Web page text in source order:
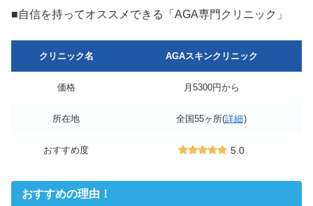
■自信を持ってオススメできる「AGA専門クリニック」
クリニック名 AGAスキンクリニック
価格 月5300円から
所在地 全国55ヶ所(詳細)
おすすめ度 5.0
おすすめの理由！